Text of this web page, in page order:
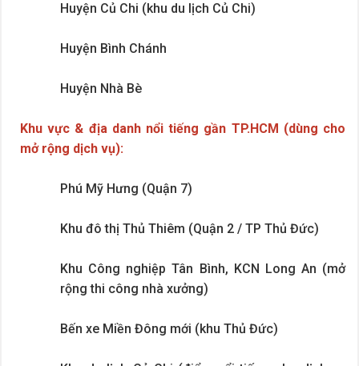
Huyện Củ Chi (khu du lịch Củ Chi)
Huyện Bình Chánh
Huyện Nhà Bè
Khu vực & địa danh nổi tiếng gần TP.HCM (dùng cho
mở rộng dịch vụ):
Phú Mỹ Hưng (Quận 7)
Khu đô thị Thủ Thiêm (Quận 2 / TP Thủ Đức)
Khu Công nghiệp Tân Bình, KCN Long An (mở
rộng thi công nhà xưởng)
Bến xe Miền Đông mới (khu Thủ Đức)